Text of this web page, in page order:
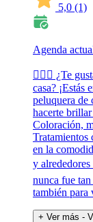
5,0 (1)
Agenda
💇‍♀️✨ ¿Te
casa? ¡Estás
peluquera de
hacerte
Coloración,
Tratamientos
en la
y
nunca fue
también para
+ Ver más -